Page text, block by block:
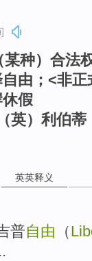
种）合法
由；<非
假
英）利伯蒂
英英释义
普自由 （